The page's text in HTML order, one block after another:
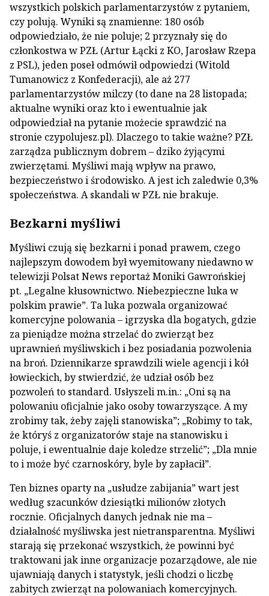
wszystkich polskich parlamentarzystów z pytaniem,
czy polują. Wyniki są znamienne: 180 osób
odpowiedziało, że nie poluje; 2 przyznały się do
członkostwa w PZŁ (Artur Łącki z KO, Jarosław Rzepa
z PSL), jeden poseł odmówił odpowiedzi (Witold
Tumanowicz z Konfederacji), ale aż 277
parlamentarzystów milczy (to dane na 28 listopada;
aktualne wyniki oraz kto i ewentualnie jak
odpowiedział na pytanie możecie sprawdzić na
stronie czypolujesz.pl). Dlaczego to takie ważne? PZŁ
zarządza publicznym dobrem – dziko żyjącymi
zwierzętami. Myśliwi mają wpływ na prawo,
bezpieczeństwo i środowisko. A jest ich zaledwie 0,3%
społeczeństwa. A skandali w PZŁ nie brakuje.
Bezkarni myśliwi
Myśliwi czują się bezkarni i ponad prawem, czego
najlepszym dowodem był wyemitowany niedawno w
telewizji Polsat News reportaż Moniki Gawrońskiej
pt. „Legalne kłusownictwo. Niebezpieczne luka w
polskim prawie”. Ta luka pozwala organizować
komercyjne polowania – igrzyska dla bogatych, gdzie
za pieniądze można strzelać do zwierząt bez
uprawnień myśliwskich i bez posiadania pozwolenia
na broń. Dziennikarze sprawdzili wiele agencji i kół
łowieckich, by stwierdzić, że udział osób bez
pozwoleń to standard. Usłyszeli m.in.: „Oni są na
polowaniu oficjalnie jako osoby towarzyszące. A my
zrobimy tak, żeby zajęli stanowiska”; „Robimy to tak,
że któryś z organizatorów staje na stanowisku i
poluje, i ewentualnie daje koledze strzelić”; „Dla mnie
to i może być czarnoskóry, byle by zapłacił”.
Ten biznes oparty na „usłudze zabijania” wart jest
według szacunków dziesiątki milionów złotych
rocznie. Oficjalnych danych jednak nie ma –
działalność myśliwska jest nietransparentna. Myśliwi
starają się przekonać wszystkich, że powinni być
traktowani jak inne organizacje pozarządowe, ale nie
ujawniają danych i statystyk, jeśli chodzi o liczbę
zabitych zwierząt na polowaniach komercyjnych.